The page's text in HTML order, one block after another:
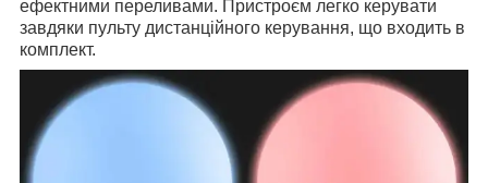
ефектними переливами. Пристроєм легко керувати
завдяки пульту дистанційного керування, що входить в
комплект.